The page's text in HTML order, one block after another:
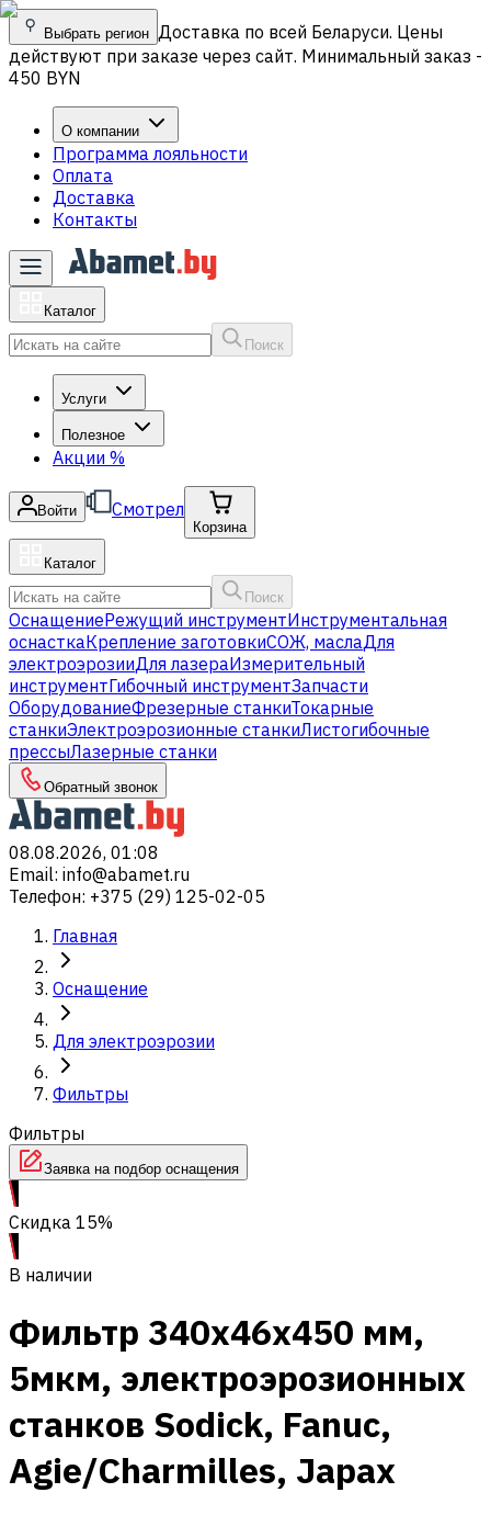
Выбрать регион Доставка по всей Беларуси. Цены
действуют при заказе через сайт. Минимальный заказ -
450 BYN
О компании
Программа лояльности
Оплата
Доставка
Контакты
Каталог
Поиск
Услуги
Полезное
Акции %
Войти Смотрел
Корзина
Каталог
Поиск
ОснащениеРежущий инструментИнструментальная
оснасткаКрепление заготовкиСОЖ, маслаДля
электроэрозииДля лазераИзмерительный
инструментГибочный инструментЗапчасти
ОборудованиеФрезерные станкиТокарные
станкиЭлектроэрозионные станкиЛистогибочные
прессыЛазерные станки
Обратный звонок
08.08.2026, 01:08
Email: info@abamet.ru
Телефон: +375 (29) 125-02-05
Главная
Оснащение
Для электроэрозии
Фильтры
Фильтры
Заявка на подбор оснащения
Скидка 15%
В наличии
Фильтр 340x46x450 мм,
5мкм, электроэрозионных
станков Sodick, Fanuc,
Agie/Charmilles, Japax